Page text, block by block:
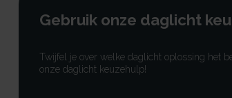
Gebruik onze daglicht
Twijfel je over welke daglicht oplossing het
onze daglicht keuzehulp!